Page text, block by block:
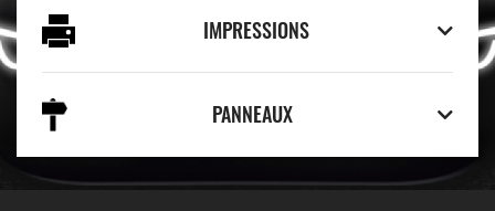
IMPRESSIONS
PANNEAUX